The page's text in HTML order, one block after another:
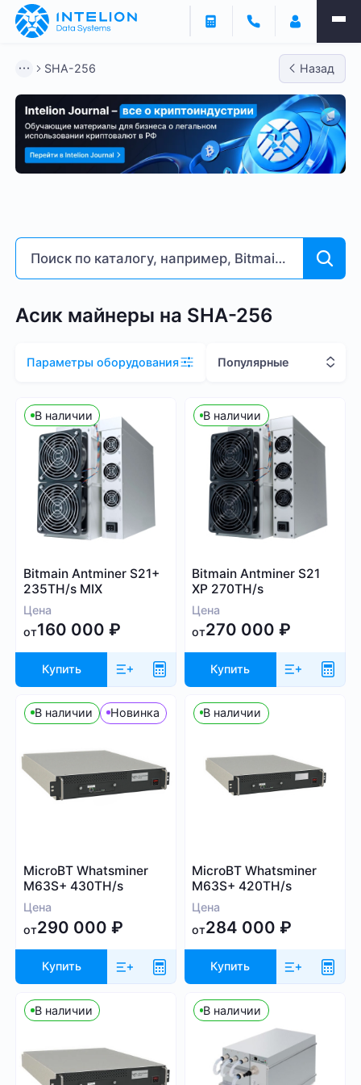
SHA-256 Назад
Фильтры
Готовый бизнес
Контейнеры
1 910 000
TH/s MH/s GH/s
60 000
SHA-256
Scrypt
Kadena
Eaglesong
Ethash
X11
Sia
Посмотреть все
Асик майнеры на SHA-256
Параметры оборудования Популярные
В наличии
Bitmain Antminer S21+
235TH/s MIX
Цена
от160 000 ₽
Купить
В наличии
Bitmain Antminer S21
XP 270TH/s
Цена
от270 000₽
Купить
В наличии Новинка
MicroBT Whatsminer
M63S+ 430TH/s
Цена
от290 000 ₽
Купить
В наличии
MicroBT Whatsminer
M63S+ 420TH/s
Цена
от284 000₽
Купить
В наличии В наличии